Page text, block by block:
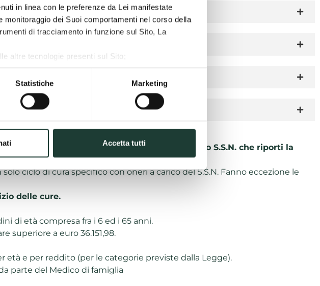
in linea con le preferenze da Lei manifestate
monitoraggio dei Suoi comportamenti nel corso della
di tracciamento in funzione sul Sito, La
altre tecnologie presenti sul Sito;
selezionati fra Preferenze, Statistiche, Marketing;
Statistiche Marketing
Accetta tutti
proprio medico di base la richiesta su ricettario S.S.N. che riporti la
ciclo di cura specifico con oneri a carico del S.S.N. Fanno eccezione le
delle cure.
di età compresa fra i 6 ed i 65 anni.
superiore a euro 36.151,98.
età e per reddito (per le categorie previste dalla Legge).
parte del Medico di famiglia